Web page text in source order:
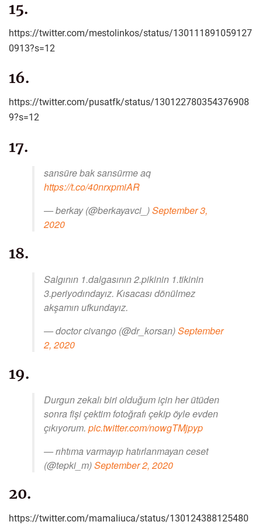
15.
https://twitter.com/mestolinkos/status/130111891059127
0913?s=12
16.
https://twitter.com/pusatfk/status/130122780354376908
9?s=12
17.
sansüre bak sansürme aq
https://t.co/40nrxpmiAR
— berkay (@berkayavci_)September 3,
2020
18.
Salgının 1.dalgasının 2.pikinin 1.tikinin
3.periyodındayız. Kısacası dönülmez
akşamın ufkundayız.
— doctor civango (@dr_korsan)September
2, 2020
19.
Durgun zekalı biri olduğum için her ütüden
sonra fişi çektim fotoğrafı çekip öyle evden
çıkıyorum. pic.twitter.com/nowgTMjpyp
— rıhtıma varmayıp hatırlanmayan ceset
(@tepki_m)September 2, 2020
20.
https://twitter.com/mamaliuca/status/130124388125480